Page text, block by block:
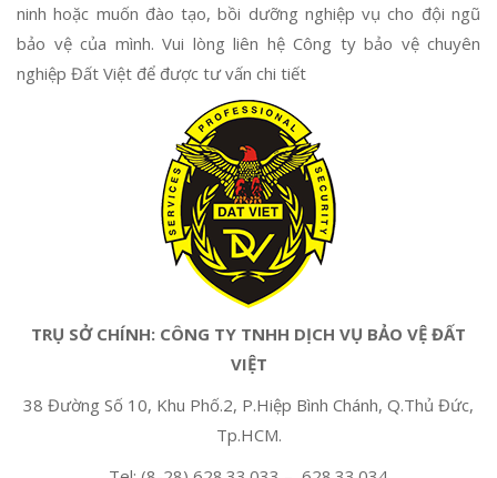
ninh hoặc muốn đào tạo, bồi dưỡng nghiệp vụ cho đội ngũ
bảo vệ của mình. Vui lòng liên hệ Công ty bảo vệ chuyên
nghiệp Đất Việt để được tư vấn chi tiết
TRỤ SỞ CHÍNH: CÔNG TY TNHH DỊCH VỤ BẢO VỆ ĐẤT
VIỆT
38 Đường Số 10, Khu Phố.2, P.Hiệp Bình Chánh, Q.Thủ Đức,
Tp.HCM.